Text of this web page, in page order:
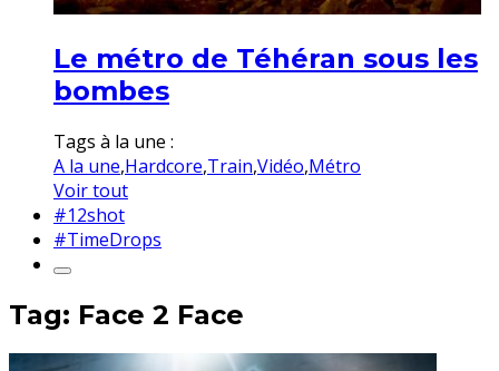
Le métro de Téhéran sous les
bombes
Tags à la une :
A la une,Hardcore,Train,Vidéo,Métro
Voir tout
#12shot
#TimeDrops
Tag: Face 2 Face